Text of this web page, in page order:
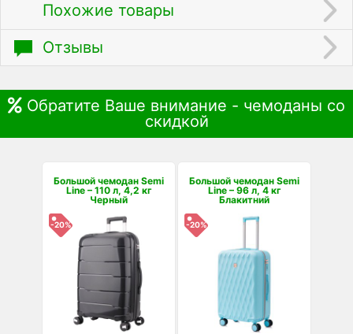
Похожие товары
Отзывы
Обратите Ваше внимание - чемоданы со
скидкой
Большой чемодан Semi
Line – 110 л, 4,2 кг
Черный
-20%
Большой чемодан Semi
Line – 96 л, 4 кг
Блакитний
-20%